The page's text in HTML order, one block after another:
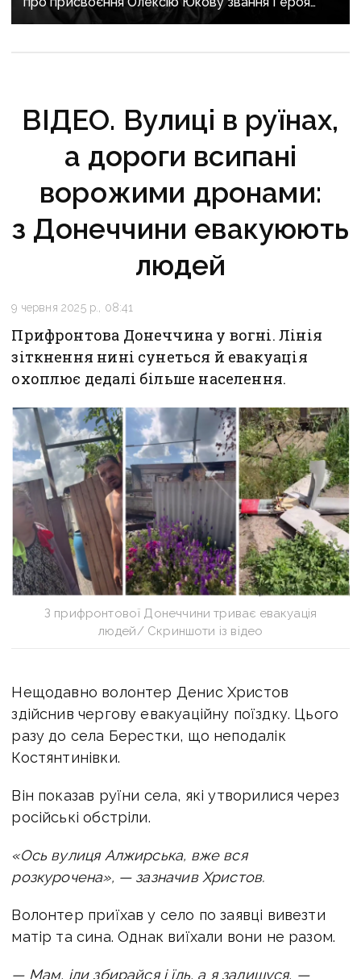
України посмертно
ВІДЕО. Вулиці в руїнах,
а дороги всипані
ворожими дронами:
з Донеччини евакуюють
людей
9 червня 2025 р., 08:41
Прифронтова Донеччина у вогні. Лінія
зіткнення нині сунеться й евакуація
охоплює дедалі більше населення.
З прифронтової Донеччини триває евакуація
людей/ Скриншоти із відео
Нещодавно волонтер Денис Христов
здійснив чергову евакуаційну поїздку. Цього
разу до села Берестки, що неподалік
Костянтинівки.
Він показав руїни села, які утворилися через
російські обстріли.
«Ось вулиця Алжирська, вже вся
розкурочена», — зазначив Христов.
Волонтер приїхав у село по заявці вивезти
матір та сина. Однак виїхали вони не разом.
— Мам, іди збирайся і їдь, а я залишуся, —